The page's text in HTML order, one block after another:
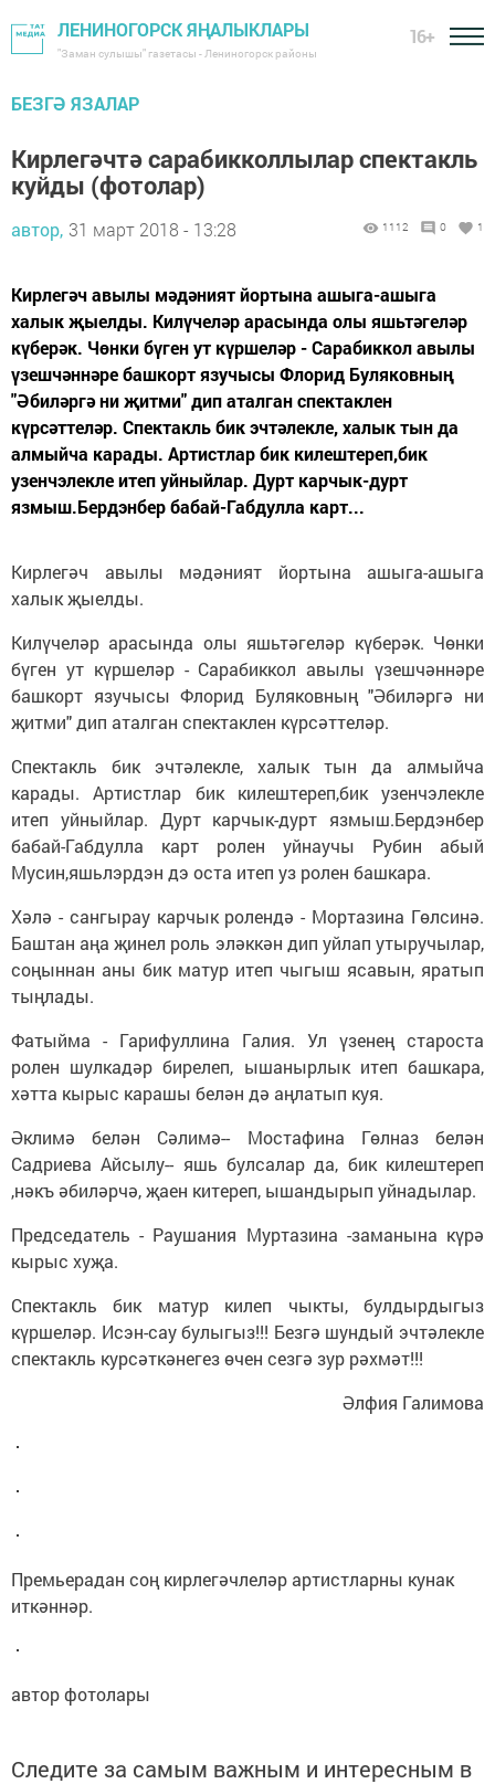
ЛЕНИНОГОРСК ЯҢАЛЫКЛАРЫ
"Заман сулышы" газетасы - Лениногорск районы
16+
БЕЗГӘ ЯЗАЛАР
Кирлегәчтә сарабикколлылар спектакль
куйды (фотолар)
автор, 31 март 2018 - 13:28 1112 0 1
Кирлегәч авылы мәдәният йортына ашыга-ашыга
халык җыелды. Килүчеләр арасында олы яшьтәгеләр
күберәк. Чөнки бүген ут күршеләр - Сарабиккол авылы
үзешчәннәре башкорт язучысы Флорид Буляковның
"Әбиләргә ни җитми" дип аталган спектаклен
күрсәттеләр. Спектакль бик эчтәлекле, халык тын да
алмыйча карады. Артистлар бик килештереп,бик
узенчэлекле итеп уйныйлар. Дурт карчык-дурт
язмыш.Бердэнбер бабай-Габдулла карт...
Кирлегәч авылы мәдәният йортына ашыга-ашыга
халык җыелды.
Килүчеләр арасында олы яшьтәгеләр күберәк. Чөнки
бүген ут күршеләр - Сарабиккол авылы үзешчәннәре
башкорт язучысы Флорид Буляковның "Әбиләргә ни
җитми" дип аталган спектаклен күрсәттеләр.
Спектакль бик эчтәлекле, халык тын да алмыйча
карады. Артистлар бик килештереп,бик узенчэлекле
итеп уйныйлар. Дурт карчык-дурт язмыш.Бердэнбер
бабай-Габдулла карт ролен уйнаучы Рубин абый
Мусин,яшьлэрдэн дэ оста итеп уз ролен башкара.
Хәлә - сангырау карчык ролендә - Мортазина Гөлсинә.
Баштан аңа җинел роль эләккән дип уйлап утыручылар,
соңыннан аны бик матур итеп чыгыш ясавын, яратып
тыңлады.
Фатыйма - Гарифуллина Галия. Ул үзенең староста
ролен шулкадәр бирелеп, ышанырлык итеп башкара,
хәтта кырыс карашы белән дә аңлатып куя.
Әклимә белән Сәлимә-- Мостафина Гөлназ белән
Садриева Айсылу-- яшь булсалар да, бик килештереп
,нәкъ әбиләрчә, җаен китереп, ышандырып уйнадылар.
Председатель - Раушания Муртазина -заманына күрә
кырыс хуҗа.
Спектакль бик матур килеп чыкты, булдырдыгыз
күршеләр. Исэн-сау булыгыз!!! Безгә шундый эчтәлекле
спектакль курсәткәнегез өчен сезгә зур рәхмәт!!!
Әлфия Галимова
Премьерадан соң кирлегәчлеләр артистларны кунак
иткәннәр.
автор фотолары
Следите за самым важным и интересным в